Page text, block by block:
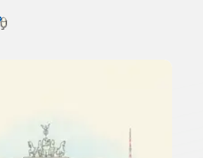
節目名稱、主持人或關鍵字